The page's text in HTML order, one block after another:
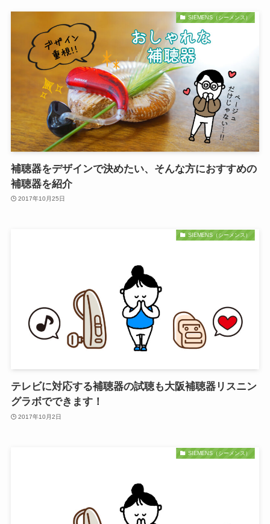
SIEMENS（シーメンス）
補聴器をデザインで決めたい、そんな方におすすめの
補聴器を紹介
2017年10月25日
SIEMENS（シーメンス）
テレビに対応する補聴器の試聴も大阪補聴器リスニン
グラボでできます！
2017年10月2日
SIEMENS（シーメンス）